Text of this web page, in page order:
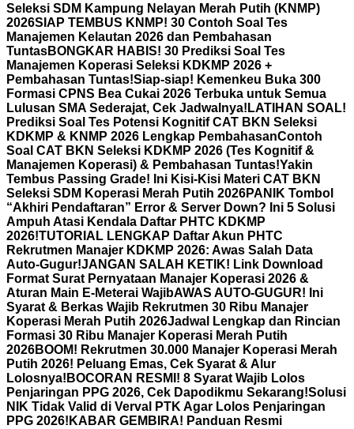
Seleksi SDM Kampung Nelayan Merah Putih (KNMP)
2026SIAP TEMBUS KNMP! 30 Contoh Soal Tes
Manajemen Kelautan 2026 dan Pembahasan
TuntasBONGKAR HABIS! 30 Prediksi Soal Tes
Manajemen Koperasi Seleksi KDKMP 2026 +
Pembahasan Tuntas!Siap-siap! Kemenkeu Buka 300
Formasi CPNS Bea Cukai 2026 Terbuka untuk Semua
Lulusan SMA Sederajat, Cek Jadwalnya! LATIHAN SOAL!
Prediksi Soal Tes Potensi Kognitif CAT BKN Seleksi
KDKMP & KNMP 2026 Lengkap PembahasanContoh
Soal CAT BKN Seleksi KDKMP 2026 (Tes Kognitif &
Manajemen Koperasi) & Pembahasan Tuntas!Yakin
Tembus Passing Grade! Ini Kisi-Kisi Materi CAT BKN
Seleksi SDM Koperasi Merah Putih 2026PANIK Tombol
“Akhiri Pendaftaran” Error & Server Down? Ini 5 Solusi
Ampuh Atasi Kendala Daftar PHTC KDKMP
2026!TUTORIAL LENGKAP Daftar Akun PHTC
Rekrutmen Manajer KDKMP 2026: Awas Salah Data
Auto-Gugur!JANGAN SALAH KETIK! Link Download
Format Surat Pernyataan Manajer Koperasi 2026 &
Aturan Main E-Meterai WajibAWAS AUTO-GUGUR! Ini
Syarat & Berkas Wajib Rekrutmen 30 Ribu Manajer
Koperasi Merah Putih 2026Jadwal Lengkap dan Rincian
Formasi 30 Ribu Manajer Koperasi Merah Putih
2026BOOM! Rekrutmen 30.000 Manajer Koperasi Merah
Putih 2026! Peluang Emas, Cek Syarat & Alur
Lolosnya! BOCORAN RESMI! 8 Syarat Wajib Lolos
Penjaringan PPG 2026, Cek Dapodikmu Sekarang!Solusi
NIK Tidak Valid di Verval PTK Agar Lolos Penjaringan
PPG 2026! KABAR GEMBIRA! Panduan Resmi